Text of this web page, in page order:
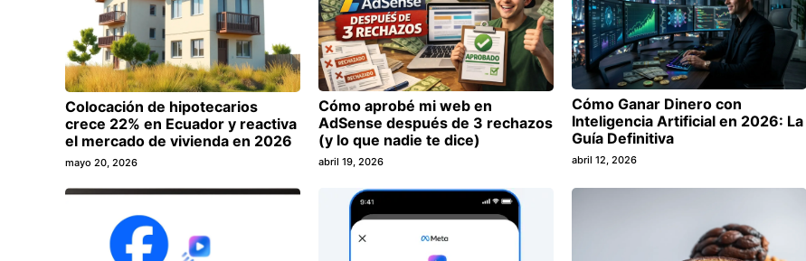
Colocación de hipotecarios
crece 22% en Ecuador y reactiva
el mercado de vivienda en 2026
mayo 20, 2026
Cómo aprobé mi web en
AdSense después de 3 rechazos
(y lo que nadie te dice)
abril 19, 2026
Cómo Ganar Dinero con
Inteligencia Artificial en 2026: La
Guía Definitiva
abril 12, 2026